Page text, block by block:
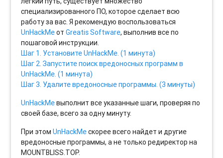
специализированного ПО, которое сделает всю
работу за вас. Я рекомендую воспользоваться
UnHackMeотGreatis Software, выполнив все по
пошаговой инструкции.
Шаг 1. Установите UnHackMe. (1 минута)
Шаг 2. Запустите поиск вредоносных программ в
UnHackMe. (1 минута)
Шаг 3. Удалите вредоносные программы. (3 минуты)
UnHackMeвыполнит все указанные шаги, проверяя по
своей базе, всего за одну минуту.
При этомUnHackMeскорее всего найдет и другие
вредоносные программы, а не только редиректор на
MOUNTBLISS.TOP.